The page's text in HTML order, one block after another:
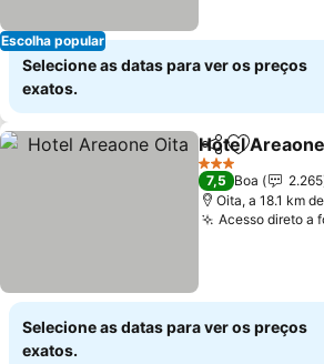
Escolha popular
Selecione as datas para ver os preços
exatos.
PartilharAdicionar
Hotel
3 Estrelas
7,5 Boa
2.265
Oita, a 18.1 km
Acesso direto a
Selecione as datas para ver os preços
exatos.